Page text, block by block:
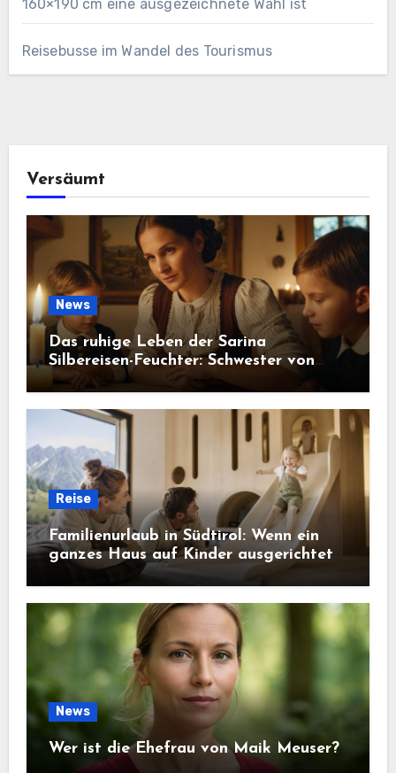
160×190 cm eine ausgezeichnete Wahl ist
Reisebusse im Wandel des Tourismus
Versäumt
News
Das ruhige Leben der Sarina
Silbereisen-Feuchter: Schwester von
Florian Silbereisen
Reise
Familienurlaub in Südtirol: Wenn ein
ganzes Haus auf Kinder ausgerichtet
News
Wer ist die Ehefrau von Maik Meuser?